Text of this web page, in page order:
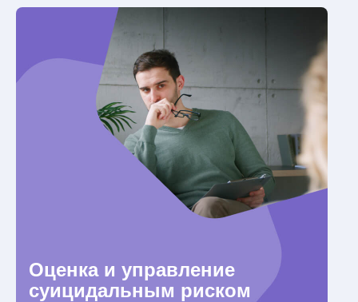
Оценка и управление
суицидальным риском